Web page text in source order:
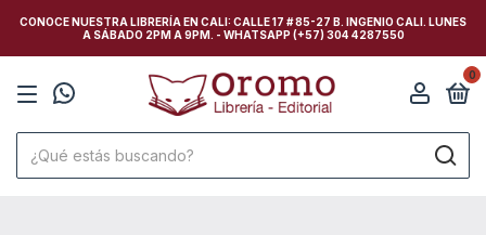
CONOCE NUESTRA LIBRERÍA EN CALI: CALLE 17 # 85-27 B. INGENIO CALI. LUNES
A SÁBADO 2PM A 9PM. - WHATSAPP (+57) 304 4287550
0